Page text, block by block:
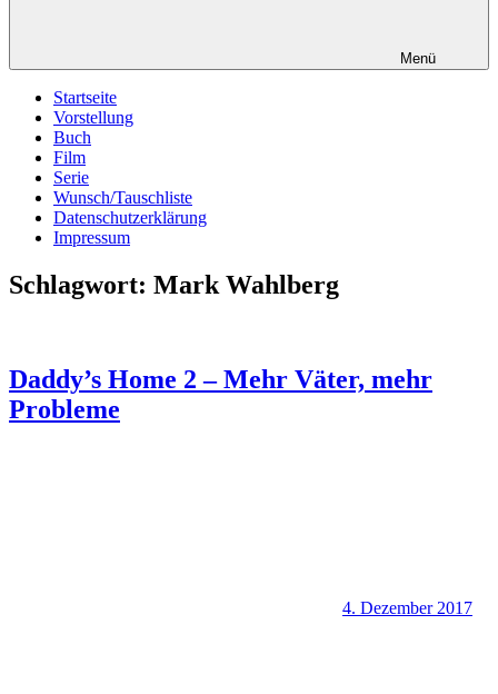
Menü
Startseite
Vorstellung
Buch
Film
Serie
Wunsch/Tauschliste
Datenschutzerklärung
Impressum
Schlagwort: Mark Wahlberg
Daddy’s Home 2 – Mehr Väter, mehr
Probleme
4. Dezember 2017